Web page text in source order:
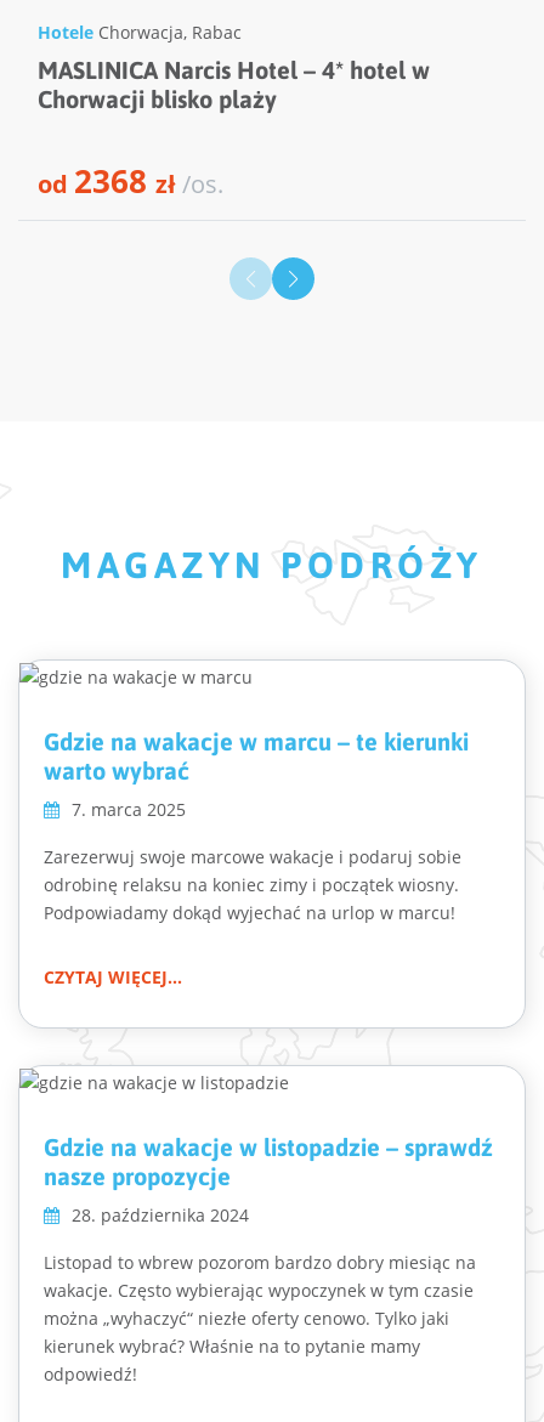
Hotele Chorwacja, Rabac
MASLINICA Narcis Hotel – 4* hotel w
Chorwacji blisko plaży
od 2368 zł/os.
MAGAZYN PODRÓŻY
Gdzie na wakacje w marcu – te kierunki
warto wybrać
7. marca 2025
Zarezerwuj swoje marcowe wakacje i podaruj sobie
odrobinę relaksu na koniec zimy i początek wiosny.
Podpowiadamy dokąd wyjechać na urlop w marcu!
CZYTAJ WIĘCEJ...
Gdzie na wakacje w listopadzie – sprawdź
nasze propozycje
28. października 2024
Listopad to wbrew pozorom bardzo dobry miesiąc na
wakacje. Często wybierając wypoczynek w tym czasie
można „wyhaczyć“ niezłe oferty cenowo. Tylko jaki
kierunek wybrać? Właśnie na to pytanie mamy
odpowiedź!